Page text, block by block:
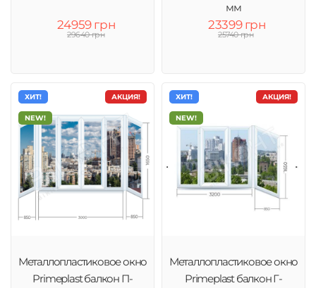
24959 грн
29640 грн
мм
23399 грн
25740 грн
АКЦИЯ!
ХИТ!
NEW!
Металлопластиковое окно
Primeplast балкон П-
АКЦИЯ!
ХИТ!
NEW!
Металлопластиковое окно
Primeplast балкон Г-